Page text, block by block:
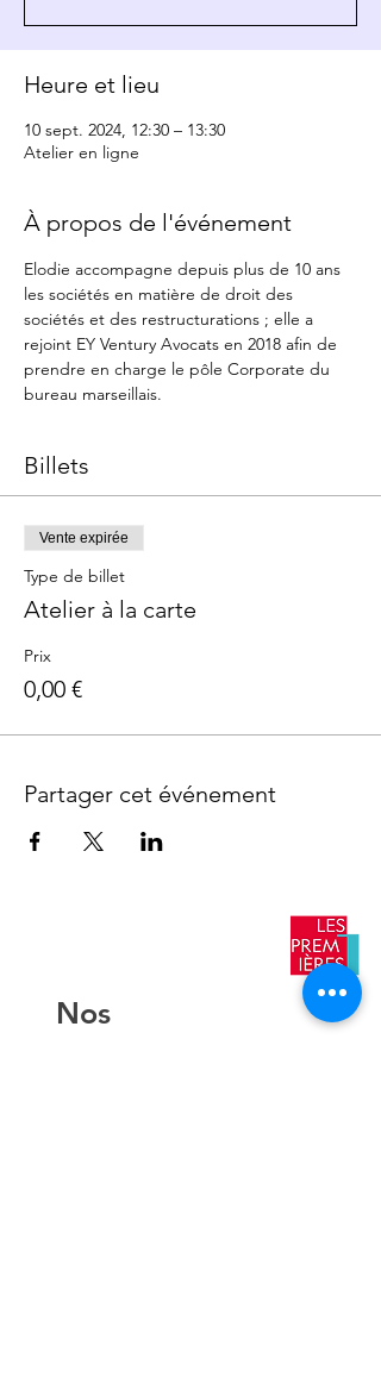
Heure et lieu
10 sept. 2024, 12:30 – 13:30
Atelier en ligne
À propos de l'événement
Elodie accompagne depuis plus de 10 ans
les sociétés en matière de droit des
sociétés et des restructurations ; elle a
rejoint EY Ventury Avocats en 2018 afin de
prendre en charge le pôle Corporate du
bureau marseillais.
Billets
Vente expirée
Type de billet
Atelier à la carte
Prix
0,00 €
Partager cet événement
​Nos